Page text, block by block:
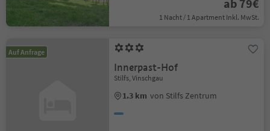
ab 79€
1 Nacht / 1 Apartment Inkl. MwSt.
Auf Anfrage
Innerpast-Hof
Stilfs, Vinschgau
1.3 km von Stilfs Zentrum